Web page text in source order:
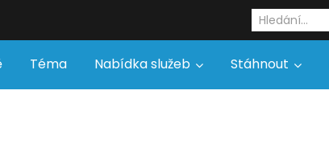
Téma Nabídka služeb Stáhnout